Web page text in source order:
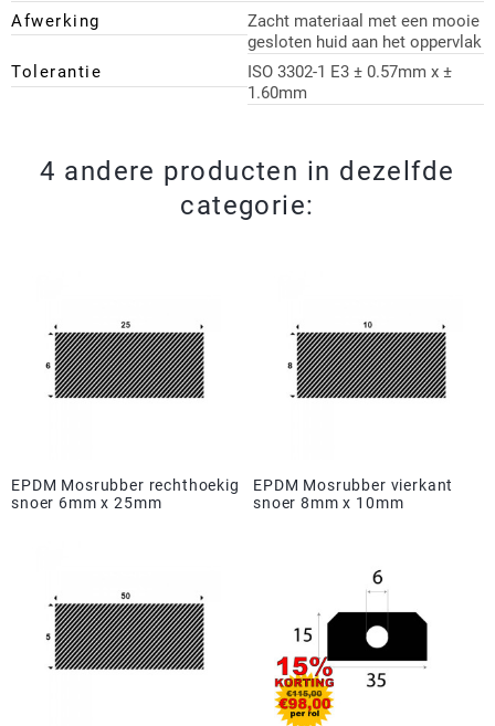
Afwerking
Zacht materiaal met een mooie
gesloten huid aan het oppervlak
Tolerantie
ISO 3302-1 E3 ± 0.57mm x ±
1.60mm
4 andere producten in dezelfde
categorie:
EPDM Mosrubber rechthoekig
snoer 6mm x 25mm
EPDM Mosrubber vierkant
snoer 8mm x 10mm